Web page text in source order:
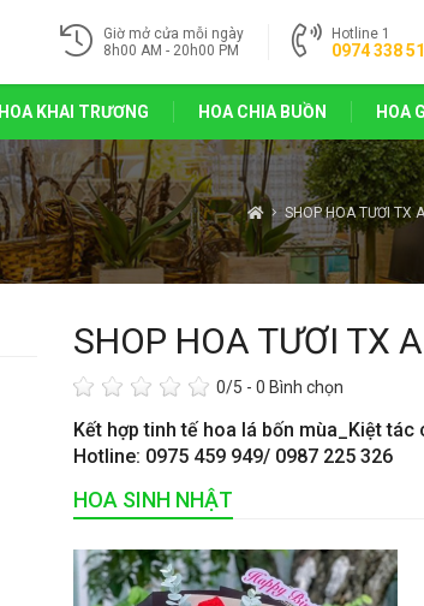
Giờ mở cửa mỗi ngày
8h00 AM - 20h00 PM
Hotline 1
0974 338
HOA KHAI TRƯƠNG HOA CHIA BUỒN HOA
SHOP HOA TƯƠI TX
SHOP HOA TƯƠI TX
0/5 - 0 Bình chọn
Kết hợp tinh tế hoa lá bốn mùa_Kiệt
Hotline: 0975 459 949/ 0987 225 326
HOA SINH NHẬT